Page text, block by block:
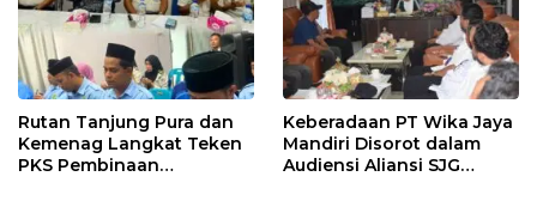
Rutan Tanjung Pura dan
Kemenag Langkat Teken
PKS Pembinaan
Keberadaan PT Wika Jaya
Mandiri Disorot dalam
Audiensi Aliansi SJG